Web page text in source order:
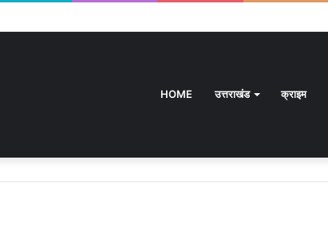
HOME उत्तराखंड क्राइम